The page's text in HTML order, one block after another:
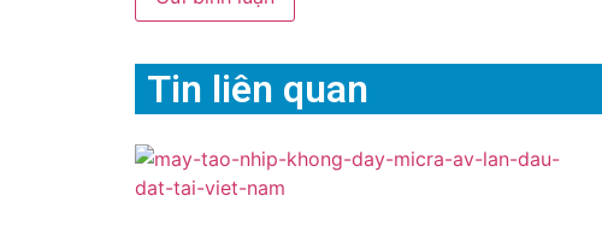
Tin liên quan